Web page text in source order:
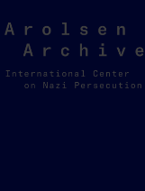
Arolsen
Archives